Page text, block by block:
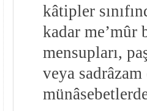
kâtipler
kadar me’mûr
mensupları,
veya